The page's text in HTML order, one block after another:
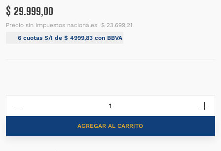
$ 29.999,00
Precio sin impuestos nacionales: $ 23.699,21
6 cuotas S/I de$ 4999,83 con BBVA
AGREGAR AL CARRITO